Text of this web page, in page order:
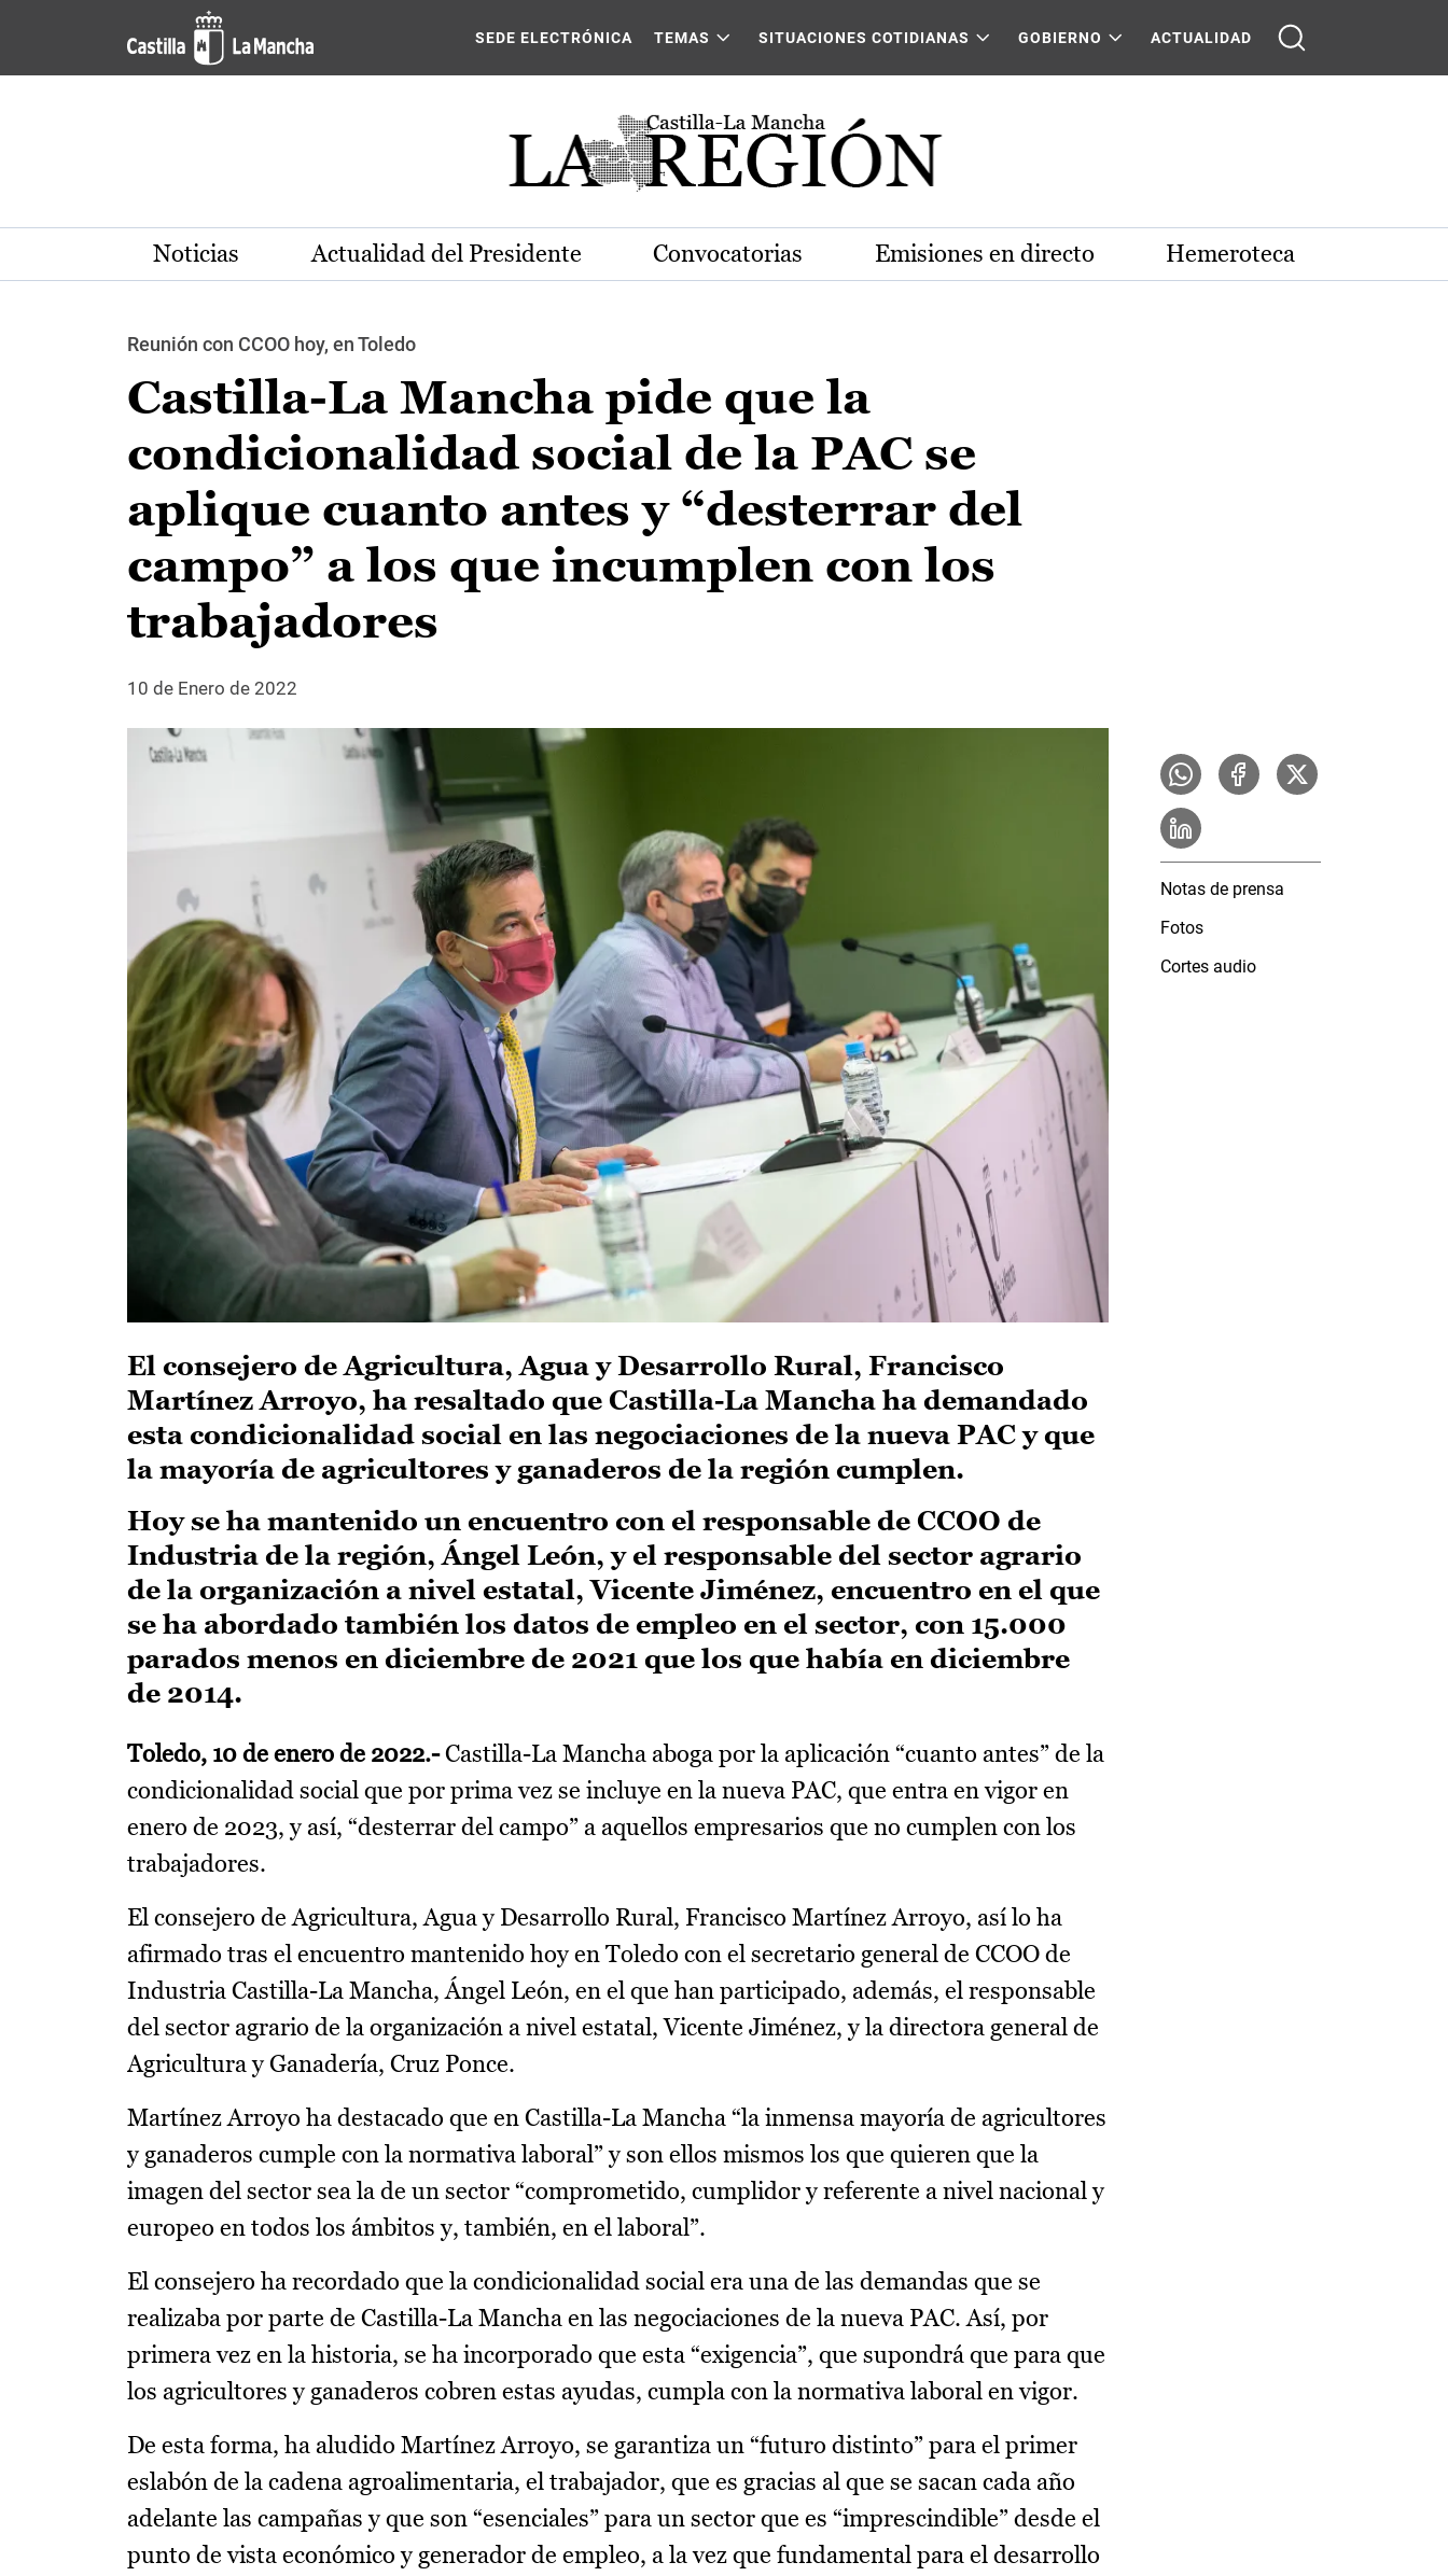
Pasar al contenido principal
SEDE ELECTRÓNICA TEMAS SITUACIONES COTIDIANAS GOBIERNO ACTUALIDAD
Noticias Actualidad del Presidente Convocatorias Emisiones en directo Hemeroteca
Reunión con CCOO hoy, en Toledo
Castilla-La Mancha pide que la
condicionalidad social de la PAC se
aplique cuanto antes y “desterrar del
campo” a los que incumplen con los
trabajadores
10 de Enero de 2022
El consejero de Agricultura, Agua y Desarrollo Rural, Francisco
Martínez Arroyo, ha resaltado que Castilla-La Mancha ha demandado
esta condicionalidad social en las negociaciones de la nueva PAC y que
la mayoría de agricultores y ganaderos de la región cumplen.
Hoy se ha mantenido un encuentro con el responsable de CCOO de
Industria de la región, Ángel León, y el responsable del sector agrario
de la organización a nivel estatal, Vicente Jiménez, encuentro en el que
se ha abordado también los datos de empleo en el sector, con 15.000
parados menos en diciembre de 2021 que los que había en diciembre
de 2014.
Toledo, 10 de enero de 2022.-Castilla-La Mancha aboga por la aplicación “cuanto antes” de la
condicionalidad social que por prima vez se incluye en la nueva PAC, que entra en vigor en
enero de 2023, y así, “desterrar del campo” a aquellos empresarios que no cumplen con los
trabajadores.
El consejero de Agricultura, Agua y Desarrollo Rural, Francisco Martínez Arroyo, así lo ha
afirmado tras el encuentro mantenido hoy en Toledo con el secretario general de CCOO de
Industria Castilla-La Mancha, Ángel León, en el que han participado, además, el responsable
del sector agrario de la organización a nivel estatal, Vicente Jiménez, y la directora general de
Agricultura y Ganadería, Cruz Ponce.
Martínez Arroyo ha destacado que en Castilla-La Mancha “la inmensa mayoría de agricultores
y ganaderos cumple con la normativa laboral” y son ellos mismos los que quieren que la
imagen del sector sea la de un sector “comprometido, cumplidor y referente a nivel nacional y
europeo en todos los ámbitos y, también, en el laboral”.
El consejero ha recordado que la condicionalidad social era una de las demandas que se
realizaba por parte de Castilla-La Mancha en las negociaciones de la nueva PAC. Así, por
primera vez en la historia, se ha incorporado que esta “exigencia”, que supondrá que para que
los agricultores y ganaderos cobren estas ayudas, cumpla con la normativa laboral en vigor.
De esta forma, ha aludido Martínez Arroyo, se garantiza un “futuro distinto” para el primer
eslabón de la cadena agroalimentaria, el trabajador, que es gracias al que se sacan cada año
adelante las campañas y que son “esenciales” para un sector que es “imprescindible” desde el
punto de vista económico y generador de empleo, a la vez que fundamental para el desarrollo
Notas de prensa
Fotos
Cortes audio